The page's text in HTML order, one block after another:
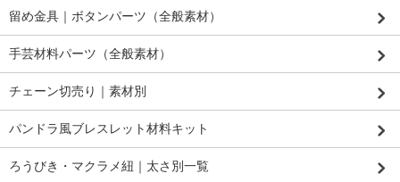
留め金具｜ボタンパーツ（全般素材）
手芸材料パーツ（全般素材）
チェーン切売り｜素材別
パンドラ風ブレスレット材料キット
ろうびき・マクラメ紐｜太さ別一覧